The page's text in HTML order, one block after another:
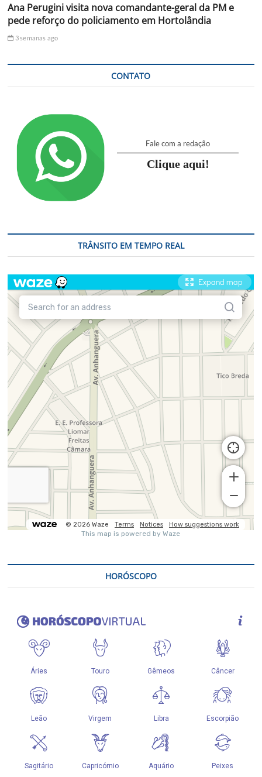
Ana Perugini visita nova comandante-geral da PM e
pede reforço do policiamento em Hortolândia
3 semanas ago
CONTATO
Fale com a redação
Clique aqui!
TRÂNSITO EM TEMPO REAL
HORÓSCOPO